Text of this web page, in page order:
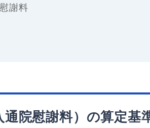
謝料
通院慰謝料）の算定基